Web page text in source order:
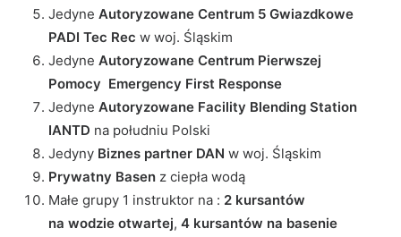
Jedyne Autoryzowane Centrum 5 Gwiazdkowe
PADI Tec Rec w woj. Śląskim
Jedyne Autoryzowane Centrum Pierwszej
Pomocy Emergency First Response
Jedyne Autoryzowane Facility Blending Station
IANTD na południu Polski
Jedyny Biznes partner DAN w woj. Śląskim
Prywatny Basen z ciepła wodą
Małe grupy 1 instruktor na : 2 kursantów
na wodzie otwartej, 4 kursantów na basenie